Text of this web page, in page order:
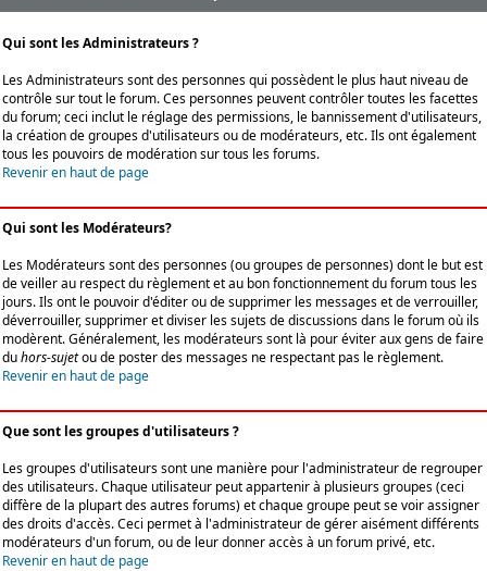
Qui sont les Administrateurs ?
Les Administrateurs sont des personnes qui possèdent le plus haut niveau de
contrôle sur tout le forum. Ces personnes peuvent contrôler toutes les facettes
du forum; ceci inclut le réglage des permissions, le bannissement d'utilisateurs,
la création de groupes d'utilisateurs ou de modérateurs, etc. Ils ont également
tous les pouvoirs de modération sur tous les forums.
Revenir en haut de page
Qui sont les Modérateurs?
Les Modérateurs sont des personnes (ou groupes de personnes) dont le but est
de veiller au respect du règlement et au bon fonctionnement du forum tous les
jours. Ils ont le pouvoir d'éditer ou de supprimer les messages et de verrouiller,
déverrouiller, supprimer et diviser les sujets de discussions dans le forum où ils
modèrent. Généralement, les modérateurs sont là pour éviter aux gens de faire
duhors-sujetou de poster des messages ne respectant pas le règlement.
Revenir en haut de page
Que sont les groupes d'utilisateurs ?
Les groupes d'utilisateurs sont une manière pour l'administrateur de regrouper
des utilisateurs. Chaque utilisateur peut appartenir à plusieurs groupes (ceci
diffère de la plupart des autres forums) et chaque groupe peut se voir assigner
des droits d'accès. Ceci permet à l'administrateur de gérer aisément différents
modérateurs d'un forum, ou de leur donner accès à un forum privé, etc.
Revenir en haut de page